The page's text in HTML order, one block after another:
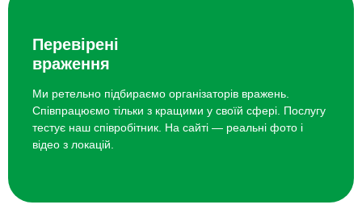
Перевірені
враження
Ми ретельно підбираємо організаторів вражень.
Співпрацюємо тільки з кращими у своїй сфері. Послугу
тестує наш співробітник. На сайті — реальні фото і
відео з локацій.